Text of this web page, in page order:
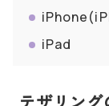
iPad